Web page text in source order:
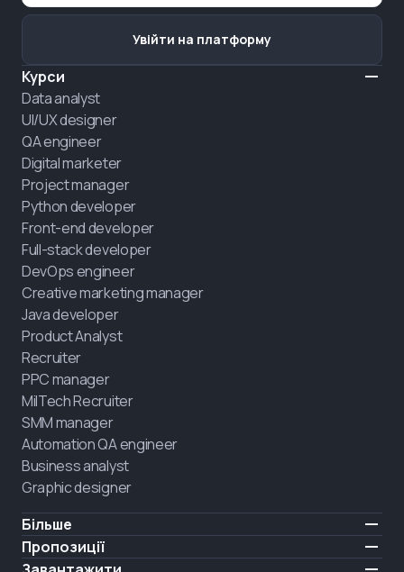
Курси
Data analyst
UI/UX designer
QA engineer
Digital marketer
Project manager
Python developer
Front-end developer
Full-stack developer
DevOps engineer
Creative marketing manager
Java developer
Product Analyst
Recruiter
PPC manager
MilTech Recruiter
SMM manager
Automation QA engineer
Business analyst
Graphic designer
Більше
Ціни
Відгуки
Пропозиції
Увійти на платформу